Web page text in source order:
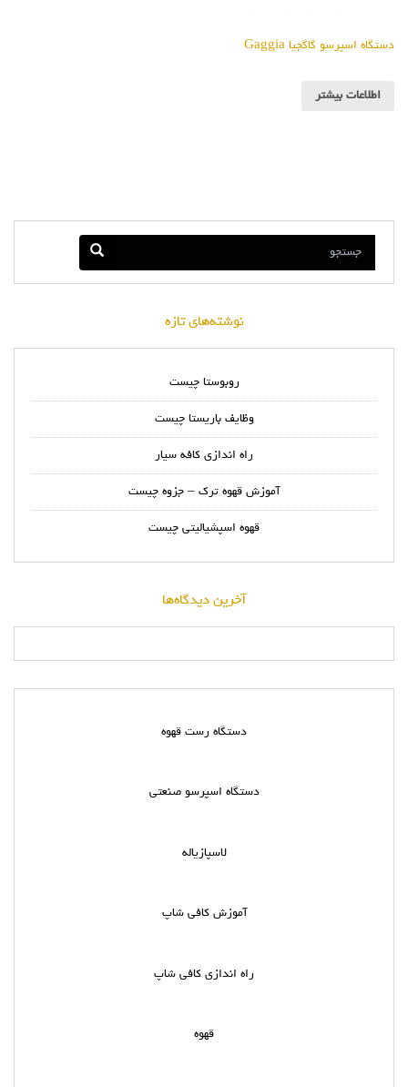
دستگاه اسپرسو گاگجیا Gaggia
اطلاعات بیشتر
نوشته‌های تازه
روبوستا چیست
وظایف باریستا چیست
راه اندازی کافه سیار
آموزش قهوه ترک – جزوه چیست
قهوه اسپشیالیتی چیست
آخرین دیدگاه‌ها
دستگاه رست قهوه
دستگاه اسپرسو صنعتی
لاسپازیاله
آموزش کافی شاپ
راه اندازی کافی شاپ
قهوه